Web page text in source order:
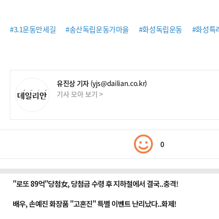
#3.1운동만세길 #송산독립운동가마을 #화성독립운동 #화성특
유진상 기자 (yjs@dailian.co.kr)
기사 모아 보기 >
0